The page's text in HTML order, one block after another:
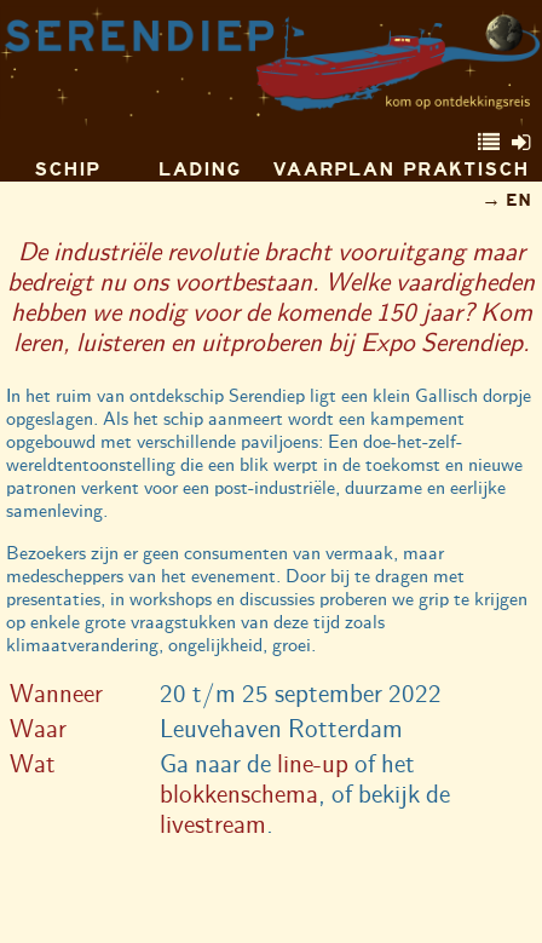
SCHIP LADING VAARPLAN PRAKTISCH
EN
De industriële revolutie bracht vooruitgang maar
bedreigt nu ons voortbestaan. Welke vaardigheden
hebben we nodig voor de komende 150 jaar? Kom
leren, luisteren en uitproberen bij Expo Serendiep.
In het ruim van ontdekschip Serendiep ligt een klein Gallisch dorpje
opgeslagen. Als het schip aanmeert wordt een kampement
opgebouwd met verschillende paviljoens: Een doe-het-zelf-
wereldtentoonstelling die een blik werpt in de toekomst en nieuwe
patronen verkent voor een post-industriële, duurzame en eerlijke
samenleving.
Bezoekers zijn er geen consumenten van vermaak, maar
medescheppers van het evenement. Door bij te dragen met
presentaties, in workshops en discussies proberen we grip te krijgen
op enkele grote vraagstukken van deze tijd zoals
klimaatverandering, ongelijkheid, groei.
Wanneer
20 t/m 25 september 2022
Waar
Leuvehaven Rotterdam
Wat
Ga naar de line-up of het
blokkenschema, of bekijk de
livestream.